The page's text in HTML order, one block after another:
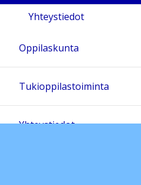
22:00
23:00
Yhteystiedot
Oppilaskunta
Tukioppilastoiminta
Yhteystiedot